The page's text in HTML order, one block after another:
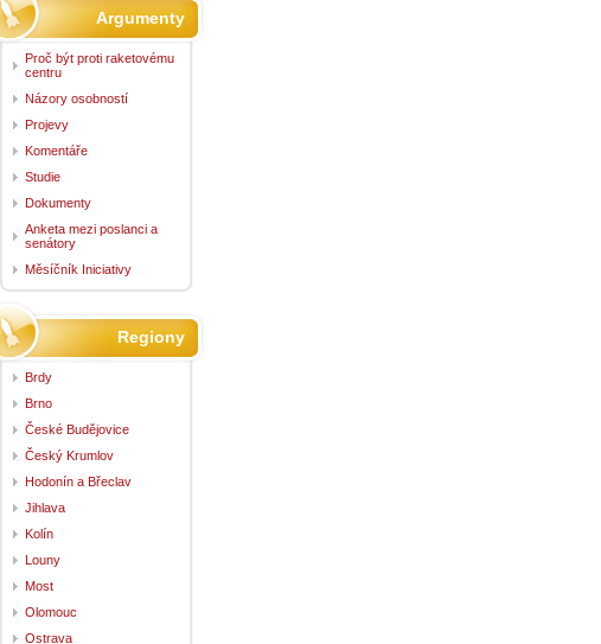
Argumenty
Proč být proti raketovému
centru
Názory osobností
Projevy
Komentáře
Studie
Dokumenty
Anketa mezi poslanci a
senátory
Měsíčník Iniciativy
Regiony
Brdy
Brno
České Budějovice
Český Krumlov
Hodonín a Břeclav
Jihlava
Kolín
Louny
Most
Olomouc
Ostrava